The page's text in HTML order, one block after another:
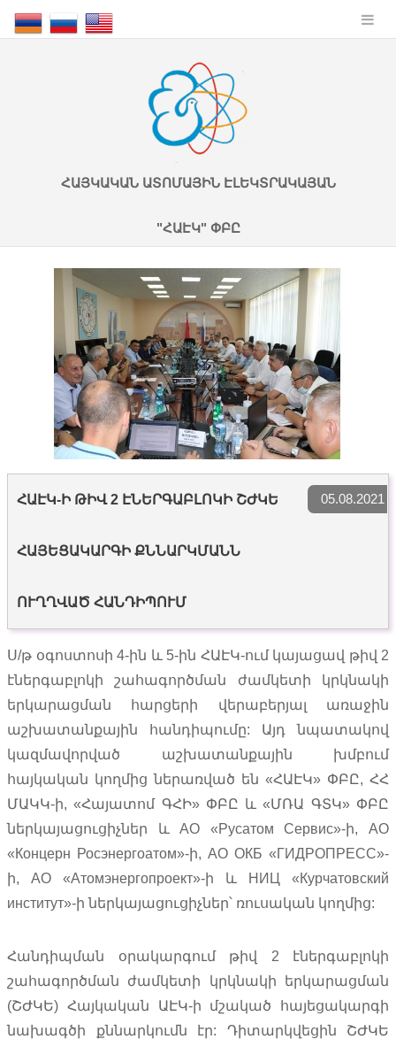
ՀԱՅԿԱԿԱՆ ԱՏՈՄԱՅԻՆ ԷԼԵԿՏՐԱԿԱՅԱՆ
"ՀԱԷԿ" ՓԲԸ
05.08.2021
ՀԱԷԿ-Ի ԹԻՎ 2 ԷՆԵՐԳԱԲԼՈԿԻ ՇԺԿԵ
ՀԱՅԵՑԱԿԱՐԳԻ ՔՆՆԱՐԿՄԱՆՆ
ՈՒՂՂՎԱԾ ՀԱՆԴԻՊՈՒՄ
Ս/թ օգոստոսի 4-ին և 5-ին ՀԱԷԿ-ում կայացավ թիվ 2
էներգաբլոկի շահագործման ժամկետի կրկնակի
երկարացման հարցերի վերաբերյալ առաջին
աշխատանքային հանդիպումը: Այդ նպատակով
կազմավորված աշխատանքային խմբում
հայկական կողմից ներառված են «ՀԱԷԿ» ՓԲԸ, ՀՀ
ՄԱԿԿ-ի, «Հայատոմ ԳՀԻ» ՓԲԸ և «ՄՌԱ ԳՏԿ» ՓԲԸ
ներկայացուցիչներ և АО «Русатом Сервис»-ի, АО
«Концерн Росэнергоатом»-ի, АО ОКБ «ГИДРОПРЕСС»-
ի, АО «Атомэнергопроект»-ի և НИЦ «Курчатовский
институт»-ի ներկայացուցիչներ՝ ռուսական կողմից:
Հանդիպման օրակարգում թիվ 2 էներգաբլոկի
շահագործման ժամկետի կրկնակի երկարացման
(ՇԺԿԵ) Հայկական ԱԷԿ-ի մշակած հայեցակարգի
նախագծի քննարկումն էր: Դիտարկվեցին ՇԺԿԵ